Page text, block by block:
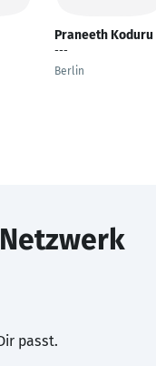
Praneeth Koduru
---
Berlin
passt.